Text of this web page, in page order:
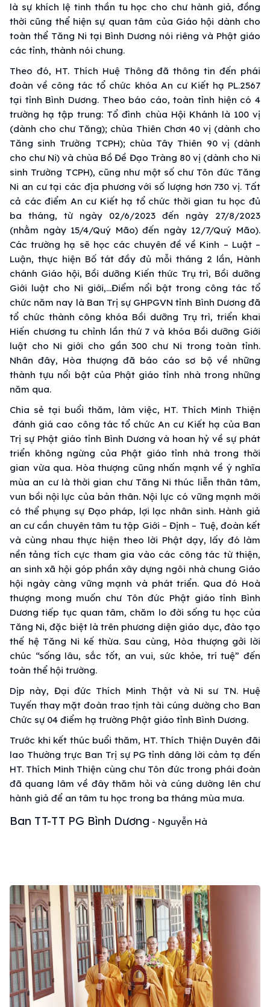
là sự khích lệ tinh thần tu học cho chư hành giả, đồng
thời cũng thể hiện sự quan tâm của Giáo hội dành cho
toàn thể Tăng Ni tại Bình Dương nói riêng và Phật giáo
các tỉnh, thành nói chung.
Theo đó, HT. Thích Huệ Thông đã thông tin đến phái
đoàn về công tác tổ chức khóa An cư Kiết hạ PL.2567
tại tỉnh Bình Dương. Theo báo cáo, toàn tỉnh hiện có 4
trường hạ tập trung: Tổ đình chùa Hội Khánh là 100 vị
(dành cho chư Tăng); chùa Thiên Chơn 40 vị (dành cho
Tăng sinh Trường TCPH); chùa Tây Thiên 90 vị (dành
cho chư Ni) và chùa Bồ Đề Đạo Tràng 80 vị (dành cho Ni
sinh Trường TCPH), cũng như một số chư Tôn đức Tăng
Ni an cư tại các địa phương với số lượng hơn 730 vị. Tất
cả các điểm An cư Kiết hạ tổ chức thời gian tu học đủ
ba tháng, từ ngày 02/6/2023 đến ngày 27/8/2023
(nhằm ngày 15/4/Quý Mão) đến ngày 12/7/Quý Mão).
Các trường hạ sẽ học các chuyên đề về Kinh – Luật –
Luận, thực hiện Bố tát đầy đủ mỗi tháng 2 lần, Hành
chánh Giáo hội, Bồi dưỡng Kiến thức Trụ trì, Bồi dưỡng
Giới luật cho Ni giới,…Điểm nổi bật trong công tác tổ
chức năm nay là Ban Trị sự GHPGVN tỉnh Bình Dương đã
tổ chức thành công khóa Bồi dưỡng Trụ trì, triển khai
Hiến chương tu chỉnh lần thứ 7 và khóa Bồi dưỡng Giới
luật cho Ni giới cho gần 300 chư Ni trong toàn tỉnh.
Nhân đây, Hòa thượng đã báo cáo sơ bộ về những
thành tựu nổi bật của Phật giáo tỉnh nhà trong những
năm qua.
Chia sẻ tại buổi thăm, làm việc, HT. Thích Minh Thiện
đánh giá cao công tác tổ chức An cư Kiết hạ của Ban
Trị sự Phật giáo tỉnh Bình Dương và hoan hỷ về sự phát
triển không ngừng của Phật giáo tỉnh nhà trong thời
gian vừa qua. Hòa thượng cũng nhấn mạnh về ý nghĩa
mùa an cư là thời gian chư Tăng Ni thúc liễn thân tâm,
vun bồi nội lực của bản thân. Nội lực có vững mạnh mới
có thể phụng sự Đạo pháp, lợi lạc nhân sinh. Hành giả
an cư cần chuyên tâm tu tập Giới – Định – Tuệ, đoàn kết
và cùng nhau thực hiện theo lời Phật dạy, lấy đó làm
nền tảng tích cực tham gia vào các công tác từ thiện,
an sinh xã hội góp phần xây dựng ngôi nhà chung Giáo
hội ngày càng vững mạnh và phát triển. Qua đó Hoà
thượng mong muốn chư Tôn đức Phật giáo tỉnh Bình
Dương tiếp tục quan tâm, chăm lo đời sống tu học của
Tăng Ni, đặc biệt là trên phương diện giáo dục, đào tạo
thế hệ Tăng Ni kế thừa. Sau cùng, Hòa thượng gởi lời
chúc “sống lâu, sắc tốt, an vui, sức khỏe, trí tuệ” đến
toàn thể hội trường.
Dịp này, Đại đức Thích Minh Thật và Ni sư TN. Huệ
Tuyến thay mặt đoàn trao tịnh tài cúng dường cho Ban
Chức sự 04 điểm hạ trường Phật giáo tỉnh Bình Dương.
Trước khi kết thúc buổi thăm, HT. Thích Thiện Duyên đãi
lao Thường trực Ban Trị sự PG tỉnh dâng lời cảm tạ đến
HT. Thích Minh Thiện cùng chư Tôn đức trong phái đoàn
đã quang lâm về đây thăm hỏi và cúng dường lên chư
hành giả để an tâm tu học trong ba tháng mùa mưa.
Ban TT-TT PG Bình Dương - Nguyễn Hà